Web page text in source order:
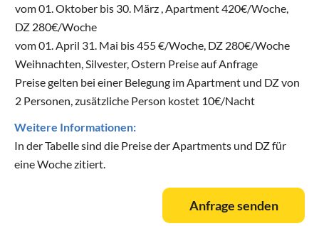
vom 01. Oktober bis 30. März , Apartment 420€/Woche,
DZ 280€/Woche
vom 01. April 31. Mai bis 455 €/Woche, DZ 280€/Woche
Weihnachten, Silvester, Ostern Preise auf Anfrage
Preise gelten bei einer Belegung im Apartment und DZ von
2 Personen, zusätzliche Person kostet 10€/Nacht
Weitere Informationen:
In der Tabelle sind die Preise der Apartments und DZ für
eine Woche zitiert.
Anfrage senden